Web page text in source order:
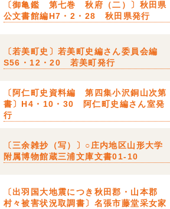
〔御亀鑑 第七巻 秋府（二）〕秋田県
公文書館編H7・2・28 秋田県発行
〔若美町史〕若美町史編さん委員会編
S56・12・20 若美町発行
〔阿仁町史資料編 第四集小沢銅山次第
書〕H4・10・30 阿仁町史編さん室発
行
〔三余雑抄（写）〕○庄内地区山形大学
附属博物館蔵三浦文庫文書01-10
〔出羽国大地震につき秋田郡・山本郡
村々被害状況取調書〕名張市藤堂采女家